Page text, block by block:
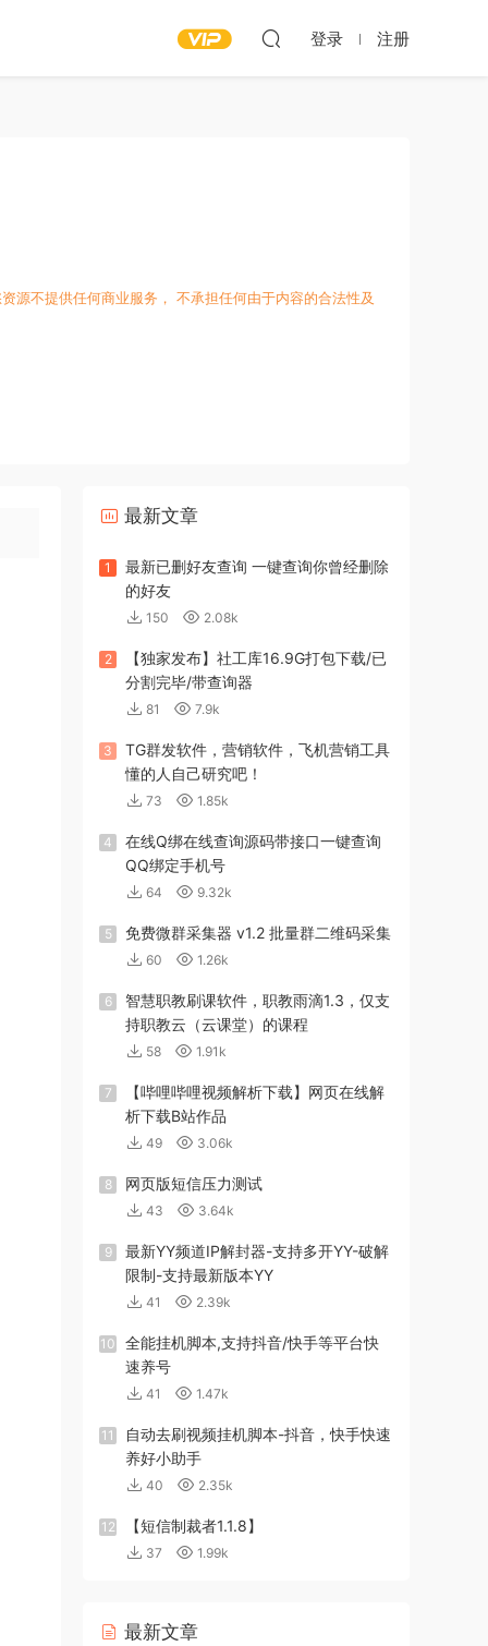
登录 注册
源不提供任何商业服务， 不承担任何由于内容的合法性及
最新文章
1
最新已删好友查询 一键查询你曾经删除
的好友
150 2.08k
2
【独家发布】社工库16.9G打包下载/已
分割完毕/带查询器
81 7.9k
3
TG群发软件，营销软件，飞机营销工具
懂的人自己研究吧！
73 1.85k
4
在线Q绑在线查询源码带接口一键查询
QQ绑定手机号
64 9.32k
5 免费微群采集器 v1.2 批量群二维码采集
60 1.26k
6
智慧职教刷课软件，职教雨滴1.3，仅支
持职教云（云课堂）的课程
58 1.91k
7
【哔哩哔哩视频解析下载】网页在线解
析下载B站作品
49 3.06k
8 网页版短信压力测试
43 3.64k
9
最新YY频道IP解封器-支持多开YY-破解
限制-支持最新版本YY
41 2.39k
10
全能挂机脚本,支持抖音/快手等平台快
速养号
41 1.47k
11
自动去刷视频挂机脚本-抖音，快手快速
养好小助手
40 2.35k
12 【短信制裁者1.1.8】
37 1.99k
最新文章